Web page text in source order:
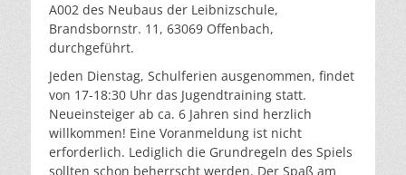
A002 des Neubaus der Leibnizschule,
Brandsbornstr. 11, 63069 Offenbach,
durchgeführt.
Jeden Dienstag, Schulferien ausgenommen, findet
von 17-18:30 Uhr das Jugendtraining statt.
Neueinsteiger ab ca. 6 Jahren sind herzlich
willkommen! Eine Voranmeldung ist nicht
erforderlich. Lediglich die Grundregeln des Spiels
sollten schon beherrscht werden. Der Spaß am